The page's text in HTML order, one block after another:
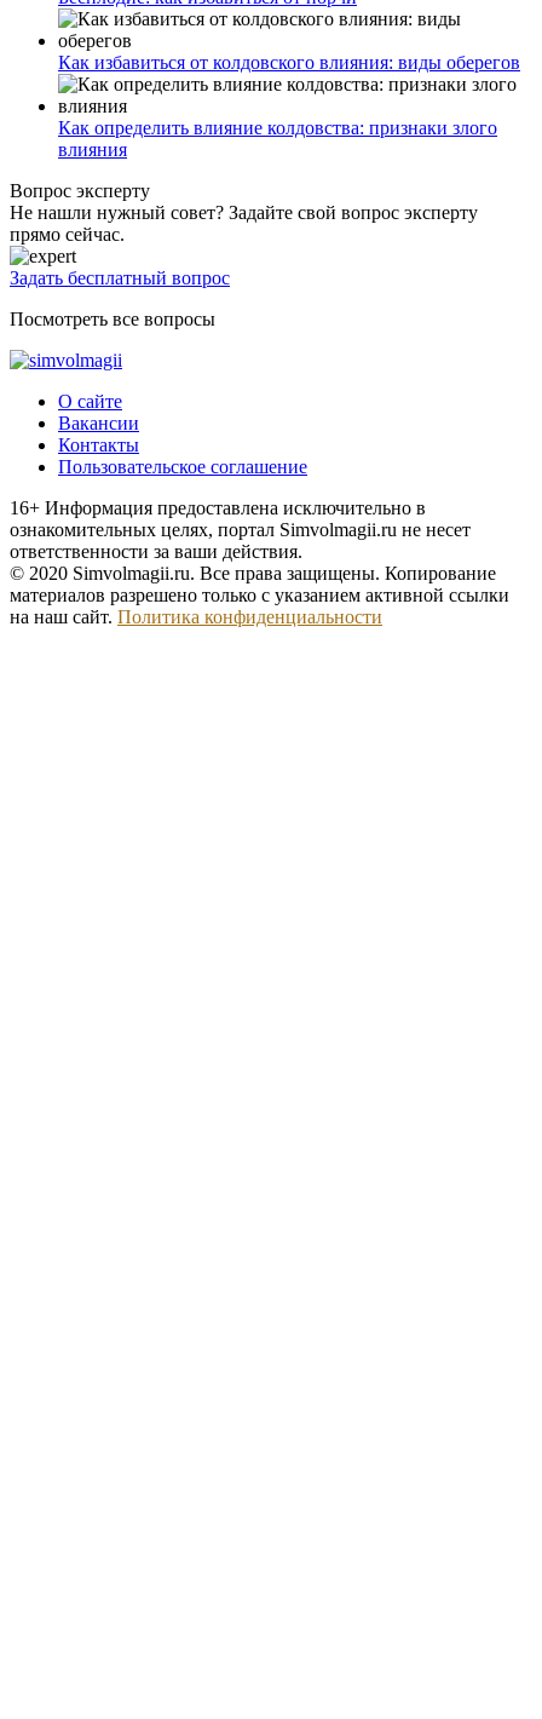
Как избавиться от колдовского влияния: виды оберегов
Как определить влияние колдовства: признаки злого
влияния
Вопрос эксперту
Не нашли нужный совет? Задайте свой вопрос эксперту
прямо сейчас.
Задать бесплатный вопрос
Посмотреть все вопросы
О сайте
Вакансии
Контакты
Пользовательское соглашение
16+ Информация предоставлена исключительно в
ознакомительных целях, портал Simvolmagii.ru не несет
ответственности за ваши действия.
© 2020 Simvolmagii.ru. Все права защищены. Копирование
материалов разрешено только с указанием активной ссылки
на наш сайт. Политика конфиденциальности